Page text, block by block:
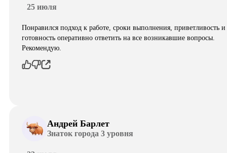
25 июля
Понравился подход к работе, сроки выполнения, приветливость и
готовность оперативно ответить на все возникавшие вопросы.
Рекомендую.
Андрей Барлет
Знаток города 3 уровня